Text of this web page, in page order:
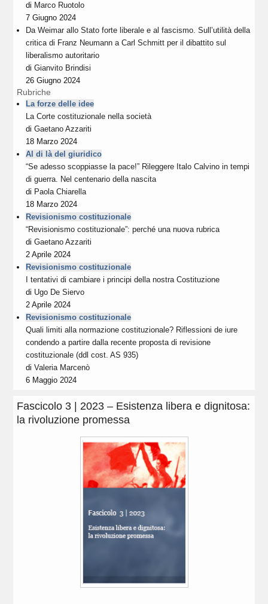
di Marco Ruotolo
7 Giugno 2024
Da Weimar allo Stato forte liberale e al fascismo. Sull’utilità della
critica di Franz Neumann a Carl Schmitt per il dibattito sul
liberalismo autoritario
diGianvito Brindisi
26 Giugno 2024
Rubriche
La forze delle idee
La Corte costituzionale nella società
diGaetano Azzariti
18 Marzo 2024
Al di là del giuridico
“Se adesso scoppiasse la pace!” Rileggere Italo Calvino in tempi
di guerra. Nel centenario della nascita
di Paola Chiarella
18 Marzo 2024
Revisionismo costituzionale
“Revisionismo costituzionale”: perché una nuova rubrica
diGaetano Azzariti
2 Aprile 2024
Revisionismo costituzionale
I tentativi di cambiare i principi della nostra Costituzione
di Ugo De Siervo
2 Aprile 2024
Revisionismo costituzionale
Quali limiti alla normazione costituzionale? Riflessioni de iure
condendo a partire dalla recente proposta di revisione
costituzionale (ddl cost. AS 935)
diValeria Marcenò
6 Maggio 2024
Fascicolo 3 | 2023 – Esistenza libera e dignitosa:
la rivoluzione promessa